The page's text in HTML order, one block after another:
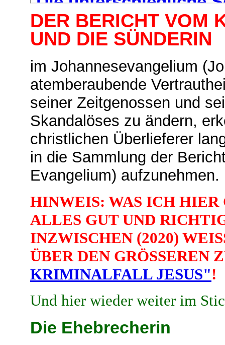
DER BERICHT VOM
UND DIE SÜNDERIN
im Johannesevangelium
atemberaubende
seiner Zeitgenossen und
Skandalöses zu ändern,
christlichen Überlieferer
in die Sammlung der
Evangelium)
HINWEIS: WAS ICH HIER
ALLES GUT UND
INZWISCHEN (2020)
ÜBER DEN
KRIMINALFALL JESUS"!
Und hier wieder weiter im
Die Ehebrecherin